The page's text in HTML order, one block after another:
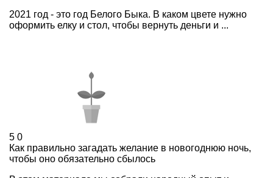
2021 год - это год Белого Быка. В каком цвете нужно
оформить елку и стол, чтобы вернуть деньги и ...
5 0
Как правильно загадать желание в новогоднюю ночь,
чтобы оно обязательно сбылось